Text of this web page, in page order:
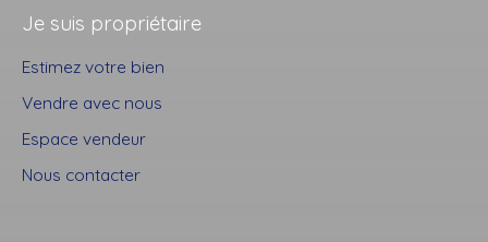
Je suis propriétaire
Estimez votre bien
Vendre avec nous
Espace vendeur
Nous contacter